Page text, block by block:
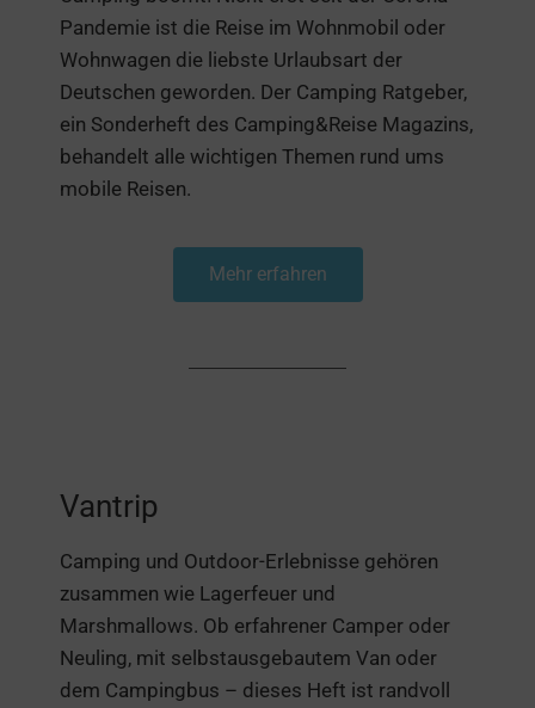
Pandemie ist die Reise im Wohnmobil oder
Wohnwagen die liebste Urlaubsart der
Deutschen geworden. Der Camping Ratgeber,
ein Sonderheft des Camping&Reise Magazins,
behandelt alle wichtigen Themen rund ums
mobile Reisen.
Mehr erfahren
Vantrip
Camping und Outdoor-Erlebnisse gehören
zusammen wie Lagerfeuer und
Marshmallows. Ob erfahrener Camper oder
Neuling, mit selbstausgebautem Van oder
dem Campingbus – dieses Heft ist randvoll